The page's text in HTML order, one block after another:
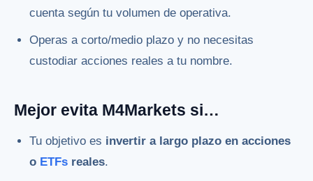
cuenta según tu volumen de operativa.
Operas a corto/medio plazo y no necesitas
custodiar acciones reales a tu nombre.
Mejor evita M4Markets si…
Tu objetivo es invertir a largo plazo en acciones
o ETFs reales.